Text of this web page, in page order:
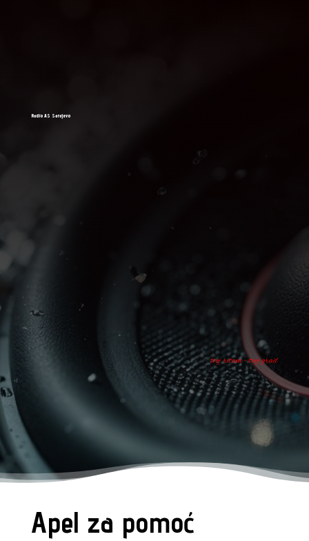
Radio AS Sarajevo
tvoj ritam - tvoj grad
Apel za pomoć